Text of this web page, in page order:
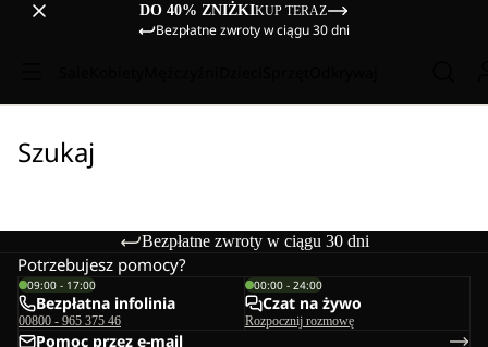
DO 40% ZNIŻKIKUP TERAZ
Bezpłatne zwroty w ciągu 30 dni
Szukaj
Bezpłatne zwroty w ciągu 30 dni
Potrzebujesz pomocy?
09:00 - 17:00
Bezpłatna infolinia
00800 - 965 375 46
00:00 - 24:00
Czat na żywo
Rozpocznij rozmowę
Pomoc przez e-mail